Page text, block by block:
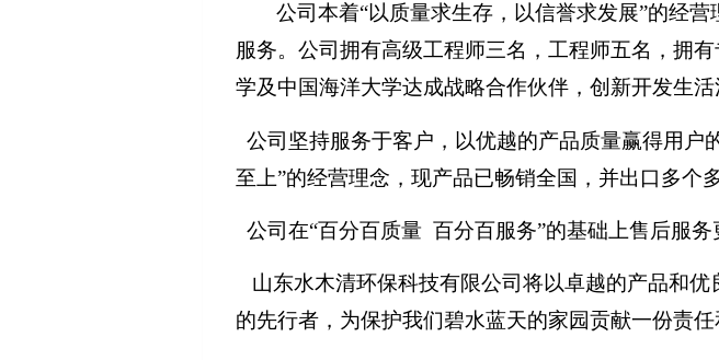
公司本着“以质量求生存，以信誉求发展”的经
服务。公司拥有高级工程师三名，工程师五名，拥
学及中国海洋大学达成战略合作伙伴，创新开发生
公司坚持服务于客户，以优越的产品质量赢得用户
至上”的经营理念，现产品已畅销全国，并出口多个
公司在“百分百质量 百分百服务”的基础上售后服
山东水木清环保科技有限公司将以卓越的产品和
的先行者，为保护我们碧水蓝天的家园贡献一份责